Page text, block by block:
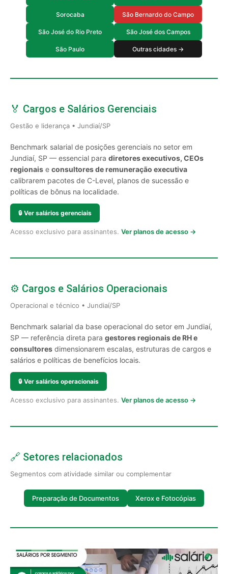
Sorocaba São Bernardo do Campo
São José do Rio Preto São José dos Campos
São Paulo Outras cidades →
🏅 Cargos e Salários Gerenciais
Gestão e liderança • Jundiaí/SP
Benchmark salarial de posições gerenciais no setor em
Jundiaí, SP — essencial para diretores executivos, CEOs
regionais e consultores de remuneração executiva
calibrarem pacotes de C-Level, planos de sucessão e
políticas de bônus na localidade.
🔒 Ver salários gerenciais
Acesso exclusivo para assinantes. Ver planos de acesso →
⚙️ Cargos e Salários Operacionais
Operacional e técnico • Jundiaí/SP
Benchmark salarial da base operacional do setor em Jundiaí,
SP — referência direta para gestores regionais de RH e
consultores dimensionarem escalas, estruturas de cargos e
salários e políticas de benefícios locais.
🔒 Ver salários operacionais
Acesso exclusivo para assinantes. Ver planos de acesso →
🔗 Setores relacionados
Segmentos com atividade similar ou complementar
Preparação de Documentos Xerox e Fotocópias